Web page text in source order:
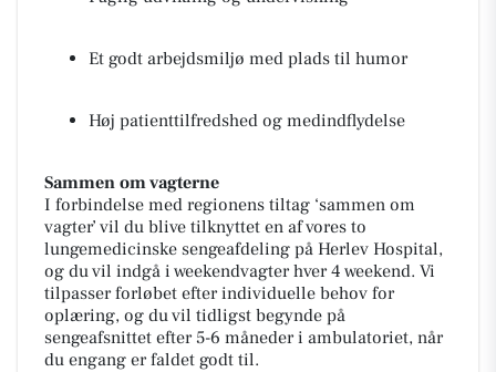
Et godt arbejdsmiljø med plads til humor
Høj patienttilfredshed og medindflydelse
Sammen om vagterne
I forbindelse med regionens tiltag ‘sammen om
vagter’ vil du blive tilknyttet en af vores to
lungemedicinske sengeafdeling på Herlev Hospital,
og du vil indgå i weekendvagter hver 4 weekend. Vi
tilpasser forløbet efter individuelle behov for
oplæring, og du vil tidligst begynde på
sengeafsnittet efter 5-6 måneder i ambulatoriet, når
du engang er faldet godt til.